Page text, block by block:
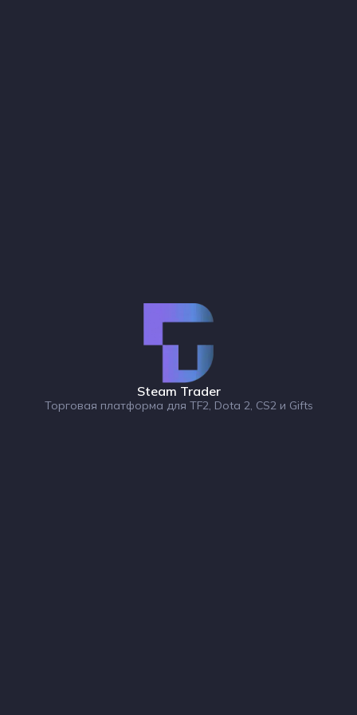
Steam Trader
Торговая платформа для TF2, Dota 2, CS2 и Gifts